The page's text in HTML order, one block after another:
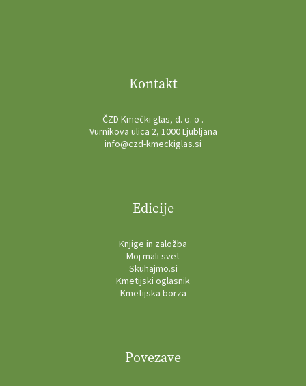
Kontakt
ČZD Kmečki glas, d. o. o .
Vurnikova ulica 2, 1000 Ljubljana
info@czd-kmeckiglas.si
Edicije
Knjige in založba
Moj mali svet
Skuhajmo.si
Kmetijski oglasnik
Kmetijska borza
Povezave